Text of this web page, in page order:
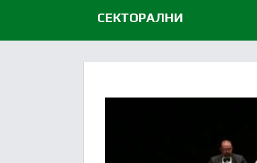
СЕКТОРАЛНИ